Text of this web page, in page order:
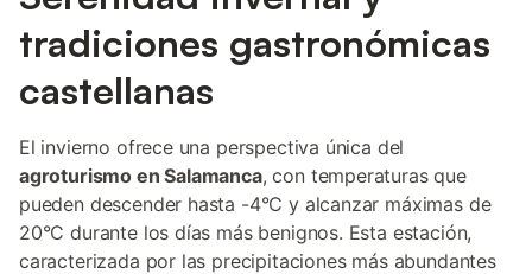
tradiciones gastronómicas
castellanas
El invierno ofrece una perspectiva única del
agroturismo en Salamanca, con temperaturas que
pueden descender hasta -4°C y alcanzar máximas de
20°C durante los días más benignos. Esta estación,
caracterizada por las precipitaciones más abundantes